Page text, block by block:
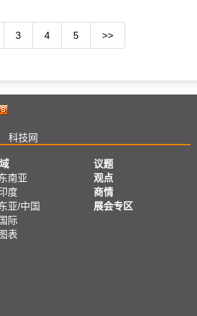
3 4 5 >>
科技网
南亚
度
亚/中国
国际
图表
议题
观点
商情
展会专区